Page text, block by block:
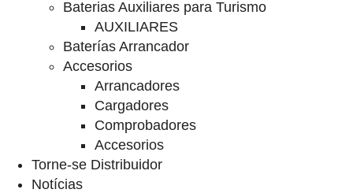
Baterias Auxiliares para Turismo
AUXILIARES
Baterías Arrancador
Accesorios
Arrancadores
Cargadores
Comprobadores
Accesorios
Torne-se Distribuidor
Notícias